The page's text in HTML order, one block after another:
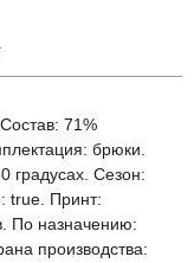
71%
брюки.
градусах. Сезон:
true. Принт:
По назначению:
производства: